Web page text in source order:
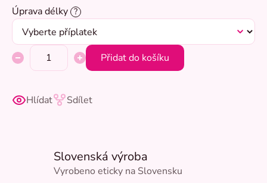
Úprava délky ?
Přidat do košíku
Hlídat Sdílet
Slovenská výroba
Vyrobeno eticky na Slovensku